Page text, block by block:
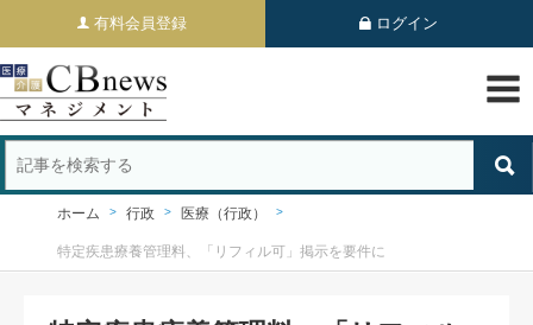
有料会員登録 ログイン
ホーム 行政 医療（行政）
特定疾患療養管理料、「リフィル可」掲示を要件に